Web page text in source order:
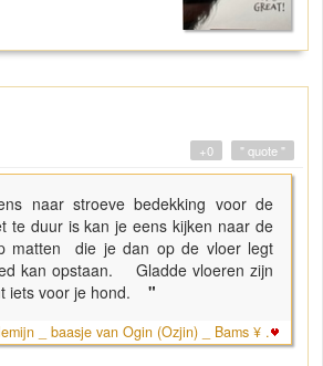
" quote "
+0
naar stroeve bedekking voor de
te duur is kan je eens kijken naar de
matten die je dan op de vloer legt
kan opstaan. Gladde vloeren zijn
iets voor je hond.
"
_ baasje van Ogin (Ozjin) _ Bams ¥ .